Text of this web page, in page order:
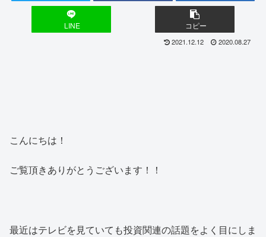
LINE コピー
2021.12.12 2020.08.27
こんにちは！
ご覧頂きありがとうございます！！
最近はテレビを見ていても投資関連の話題をよく目にしま